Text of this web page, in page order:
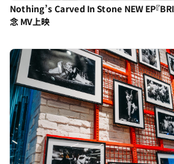
Nothing’s Carved In Stone NEW EP『
念 MV上映